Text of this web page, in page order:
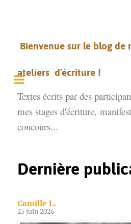
Bienvenue sur le blog de
ateliers d'écriture !
Textes écrits par des
mes stages d'écriture,
concours...
Dernière
Camille L.
25 juin 2026